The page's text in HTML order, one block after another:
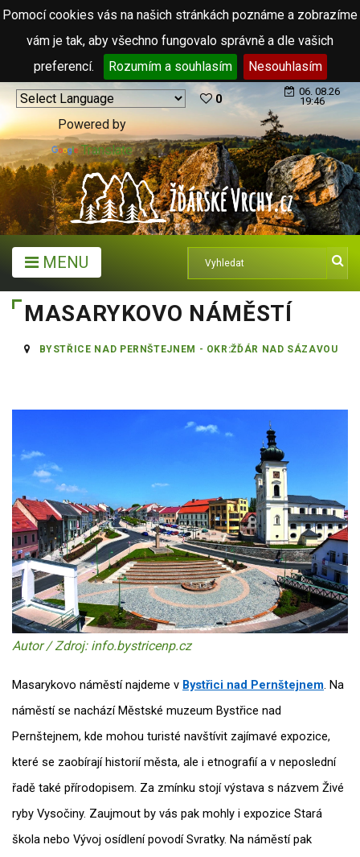
Pomocí cookies vás na našich stránkách poznáme a zobrazíme
vám je tak, aby všechno fungovalo správně a dle vašich
preferencí.
Rozumím a souhlasím Nesouhlasím
Powered by
Translate
0
06. 08.26
19:46
MENU
MASARYKOVO NÁMĚSTÍ
BYSTŘICE NAD PERNŠTEJNEM - OKR:ŽĎÁR NAD SÁZAVOU
Autor / Zdroj: info.bystricenp.cz
Masarykovo náměstí najdeme v Bystřici nad Pernštejnem. Na
náměstí se nachází Městské muzeum Bystřice nad
Pernštejnem, kde mohou turisté navštívit zajímavé expozice,
které se zaobírají historií města, ale i etnografií a v neposlední
řadě také přírodopisem. Za zmínku stojí výstava s názvem Živé
ryby Vysočiny. Zaujmout by vás pak mohly i expozice Stará
škola nebo Vývoj osídlení povodí Svratky. Na náměstí pak